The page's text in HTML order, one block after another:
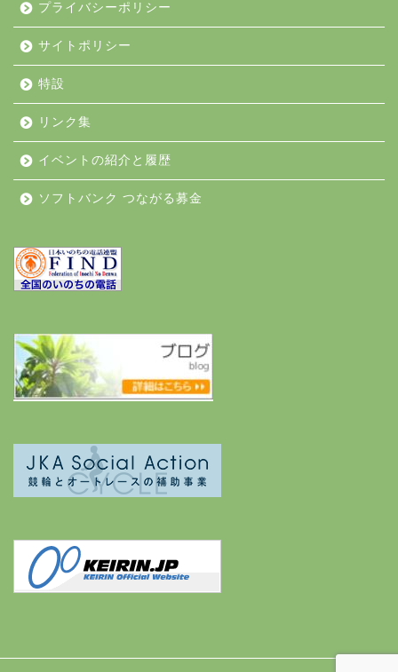
プライバシーポリシー
サイトポリシー
特設
リンク集
イベントの紹介と履歴
ソフトバンク つながる募金